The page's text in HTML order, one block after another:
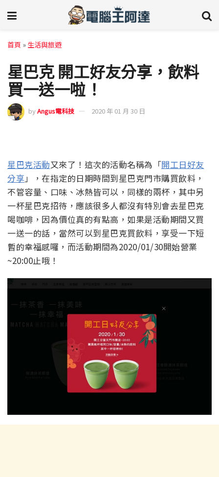
首頁 » 生活與旅遊
星巴克 開工好友分享，飲料
買一送一啦！
byAngus電科技 2020 年 01 月 30 日
星巴克活動又來了！這次的活動名稱為「開工日好友
分享」，在指定的日期時間到星巴克門市購買飲料，
不管容量、口味、冰熱皆可以，同樣的兩杯，其中另
一杯星巴克招待，應該很多人都沒有特別會去星巴克
喝咖啡，因為價位真的有點高，如果是活動期間又買
一送一的話，當然可以到星巴克買飲料，享受一下短
暫的幸福感囉，而活動期間為2020/01/30開始營業
~20:00止哦！